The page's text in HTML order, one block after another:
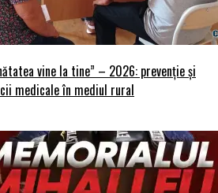
vine la tine” – 2026: prevenție și
medicale în mediul rural